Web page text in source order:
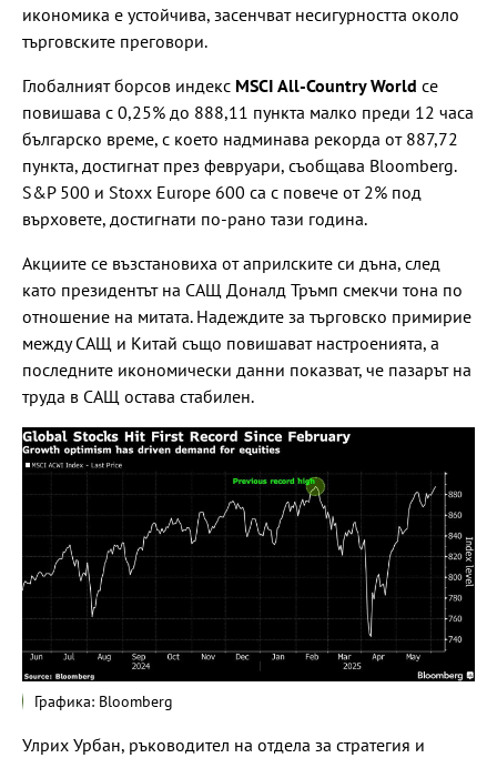
икономика е устойчива, засенчват несигурността около
търговските преговори.
Глобалният борсов индекс MSCI All-Country World се
повишава с 0,25% до 888,11 пункта малко преди 12 часа
българско време, с което надминава рекорда от 887,72
пункта, достигнат през февруари, съобщава Bloomberg.
S&P 500 и Stoxx Europe 600 са с повече от 2% под
върховете, достигнати по-рано тази година.
Акциите се възстановиха от априлските си дъна, след
като президентът на САЩ Доналд Тръмп смекчи тона по
отношение на митата. Надеждите за търговско примирие
между САЩ и Китай също повишават настроенията, а
последните икономически данни показват, че пазарът на
труда в САЩ остава стабилен.
Графика: Bloomberg
Улрих Урбан, ръководител на отдела за стратегия и